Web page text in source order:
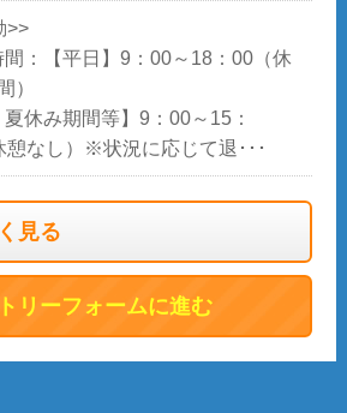
>>
間：【平日】9：00～18：00（休
）
夏休み期間等】9：00～15：
憩なし）※状況に応じて退･･･
見る
リーフォームに進む